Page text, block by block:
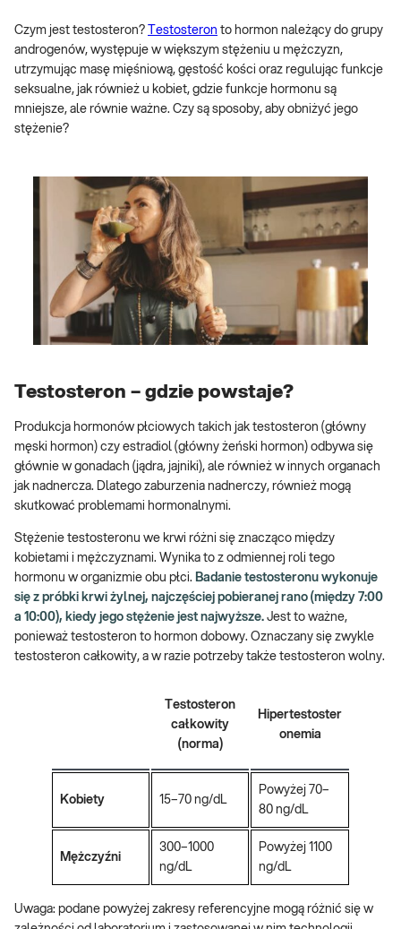
Czym jest testosteron? Testosteron to hormon należący do grupy
androgenów, występuje w większym stężeniu u mężczyzn,
utrzymując masę mięśniową, gęstość kości oraz regulując funkcje
seksualne, jak również u kobiet, gdzie funkcje hormonu są
mniejsze, ale równie ważne. Czy są sposoby, aby obniżyć jego
stężenie?
Testosteron – gdzie powstaje?
Produkcja hormonów płciowych takich jak testosteron (główny
męski hormon) czy estradiol (główny żeński hormon) odbywa się
głównie w gonadach (jądra, jajniki), ale również w innych organach
jak nadnercza. Dlatego zaburzenia nadnerczy, również mogą
skutkować problemami hormonalnymi.
Stężenie testosteronu we krwi różni się znacząco między
kobietami i mężczyznami. Wynika to z odmiennej roli tego
hormonu w organizmie obu płci. Badanie testosteronu wykonuje
się z próbki krwi żylnej, najczęściej pobieranej rano (między 7:00
a 10:00), kiedy jego stężenie jest najwyższe. Jest to ważne,
ponieważ testosteron to hormon dobowy. Oznaczany się zwykle
testosteron całkowity, a w razie potrzeby także testosteron wolny.
Testosteron
całkowity
(norma)
Hipertestoster
onemia
Kobiety 15–70 ng/dL
Powyżej 70–
80 ng/dL
Mężczyźni
300–1000
ng/dL
Powyżej 1100
ng/dL
Uwaga: podane powyżej zakresy referencyjne mogą różnić się w